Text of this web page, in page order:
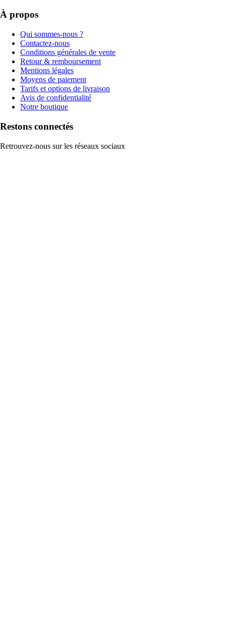
À propos
Qui sommes-nous ?
Contactez-nous
Conditions générales de vente
Retour & remboursement
Mentions légales
Moyens de paiement
Tarifs et options de livraison
Avis de confidentialité
Notre boutique
Restons connectés
Retrouvez-nous sur les réseaux sociaux